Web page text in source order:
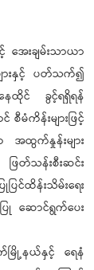
အေးချမ်းသာယာ
ျားနှင့် ပတ်သက်၍
ေထိုင် ခွင့်ရရှိရန်
စီမံကိန်းများဖြင့်
ထွက်နှုန်းများ
ြတ်သန်းစီးဆင်း
ြင်ထိန်းသိမ်းရေး
ဆောင်ရွက်ပေး
မြို့နယ်နှင့် ရေနံ